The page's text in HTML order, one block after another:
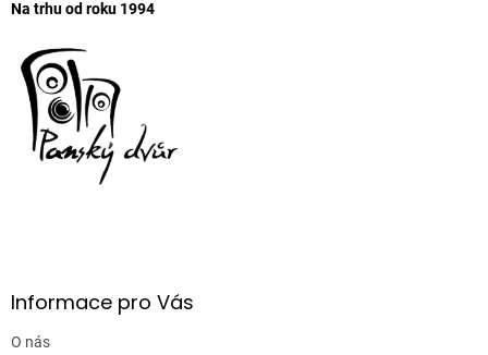
Na trhu od roku 1994
Informace pro Vás
O nás